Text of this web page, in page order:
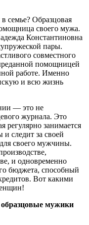
семье? Образцовая
своего мужа.
Константиновна
пары.
совместного
помощницей
работе. Именно
и всю жизнь
— это не
журнала. Это
регулярно занимается
следит за своей
своего мужчины.
и одновременно
бюджета, способный
Вот какими
мужики